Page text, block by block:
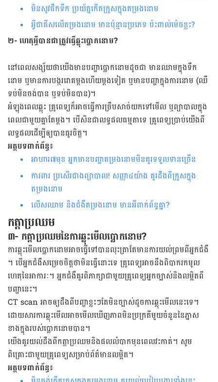
មិនសូវផឹកទឹក ប្រយ័ត្នកើតក្រួសក្នុងតម្រងនោម
អ្វីជាគីសលើតម្រងនោម មានប៉ុន្មានប្រភេទ ប៉ះពាល់ម៉េចខ្លះ?
២- ហេតុអ្វីបានជាត្រូវធ្វើឆ្លុះប្លោក​នោម​?
នៅ​ពេល​សង្ស័យ​ថាយើង​មាន​បញ្ហា​ប្លោក​នោម​ដូច​ជា មាន​ឈាម​ក្នុង​ទឹក​
នោម ឬ​មាន​ការ​បង្ករ​រោគ​ម្តង​ហើយ​ម្តង​ទៀត ឬ​មាន​បញ្ហា​ក្នុង​ការ​នោម (ឈឺ​
ទប់​មិន​ចង់​បាន ឬ​ទប់​មិន​បាន)។
អំឡុង​ពេល​ឆ្លុះ គ្រូពេទ្យ​ក៏​អាច​ធ្វើ​ការ​ច្រឹប​សាច់​យក​ទៅ​មើល​ ឬ​ព្យាបាល​ក្នុង​
ពេល​ជាមួយ​គ្នា​តែ​ម្តង។ បើ​សិន​ជា​លទ្ធផល​ធម្មតា​ទេ គ្រូពេទ្យ​ប្រាប់​យើងពី
លទ្ធផល​​ដើម្បី​ឲ្យ​​បាន​ធូរ​ចិត្ត។
អត្ថបទពាក់ព័ន្ធ៖
អាហារ៧មុខ អ្នកមាន​បញ្ហាតម្រងនោមមិនគួរទទួលទានច្រើន​
ការពារ ប្រសើរជាងព្យាបាល! សញ្ញា៤យ៉ាង គួរដឹងពីក្រួសក្នុង
តម្រងនោម
លើស​ឈាម ​និង​ជំងឺតម្រង​នោម មាន​អី​ពាក់​ព័ន្ធ​គ្នា?
កត្តាប្រឈម
៣- កត្តា​ប្រឈម​នៃការឆ្លុះមើល​ប្លោក​នោម​?
ការ​ឆ្លុះ​មើល​ប្លោក​នោម​អាច​ធ្វើ​ទៅ​បាន​លុះ​ត្រា​តែ​មាន​ការយល់​ព្រម​ពីអ្នកជំងឺ​
។ បើ​អ្នកជំងឺ​​សម្រេច​ចិត្ត​ថា​មិន​ធ្វើ​នោះ​ទេ គ្រូ​ពេទ្យ​អាច​នឹង​ពិបាក​រក​មូល​
ហេតុ​នៃ​អាការៈ។ អ្នក​ជំងឺគួរ​ពិភាក្សា​ជាមួយ​គ្រូពេទ្យ​អ្នក​ច្បាស់​និង​លម្អិត​ពី​
បញ្ហា​នេះ។
CT scan អាច​ឲ្យ​ដឹង​ពី​បញ្ហា​ខ្លះៗ​​តែ​មិន​ច្បាស់​ដូច​ការ​ឆ្លុះ​មើល​នេះ​ទេ។
ដោយ​សារ​ការ​ឆ្លុះ​មើល​អាច​មើល​ឃើញភាព​មិន​ប្រក្រតី​មួយ​ចំនួន​នៃ​ភ្នាស​
ខាង​ក្នុង​របស់​ប្លោក​នោម​បាន។
យើង​​គួរ​យល់​ដឹង​ពី​កត្តា​ប្រឈម​និង​ផល​លំបាក​មុន​ពេល​វះ​កាត់។ សូម​
ពិគ្រោះ​ជាមួយ​គ្រូពេទ្យ​សម្រាប់​ព័ត៌​មាន​លម្អិត។
អត្ថបទពាក់ព័ន្ធ៖